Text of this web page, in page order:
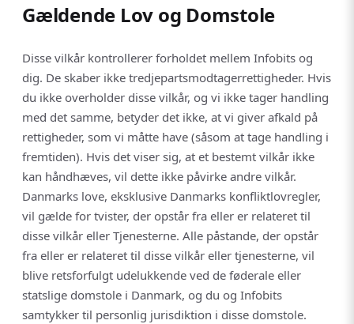
Gældende Lov og Domstole
Disse vilkår kontrollerer forholdet mellem Infobits og
dig. De skaber ikke tredjepartsmodtagerrettigheder. Hvis
du ikke overholder disse vilkår, og vi ikke tager handling
med det samme, betyder det ikke, at vi giver afkald på
rettigheder, som vi måtte have (såsom at tage handling i
fremtiden). Hvis det viser sig, at et bestemt vilkår ikke
kan håndhæves, vil dette ikke påvirke andre vilkår.
Danmarks love, eksklusive Danmarks konfliktlovregler,
vil gælde for tvister, der opstår fra eller er relateret til
disse vilkår eller Tjenesterne. Alle påstande, der opstår
fra eller er relateret til disse vilkår eller tjenesterne, vil
blive retsforfulgt udelukkende ved de føderale eller
statslige domstole i Danmark, og du og Infobits
samtykker til personlig jurisdiktion i disse domstole.